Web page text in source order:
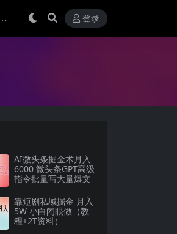
登录
AI微头条掘金术月入
6000 微头条GPT高级
指令批量写大量爆文
靠短剧私域掘金 月入
5W 小白闭眼做（教
程+2T资料）